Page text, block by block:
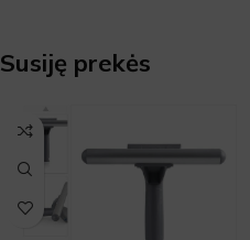
Susiję prekės